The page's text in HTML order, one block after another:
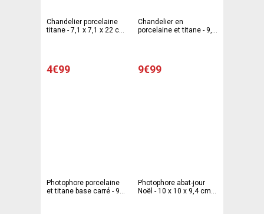
Chandelier porcelaine
titane - 7,1 x 7,1 x 22 cm
4€99
Chandelier en
porcelaine et titane - 9,5
9€99
Photophore porcelaine
et titane base carré - 9 x
Photophore abat-jour
Noël - 10 x 10 x 9,4 cm -